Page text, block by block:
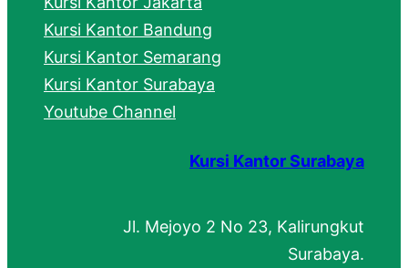
Kursi Kantor Bandung
Kursi Kantor Semarang
Kursi Kantor Surabaya
Youtube Channel
Kursi Kantor Surabaya
Jl. Mejoyo 2 No 23, Kalirungkut
Surabaya.